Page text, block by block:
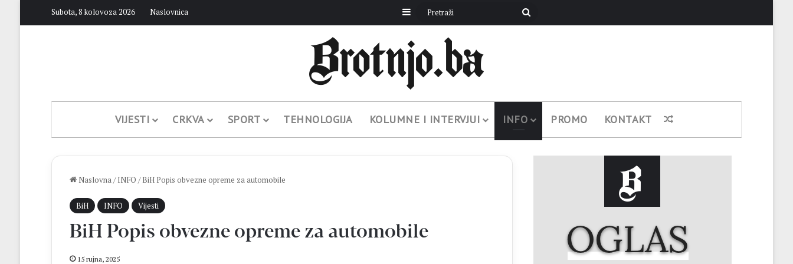
Subota, 8 kolovoza 2026 Naslovnica Sidebar Pretraži
VIJESTI CRKVA SPORT TEHNOLOGIJA KOLUMNE I INTERVJUI INFO PROMO KONTAKT Nasumični članak
Naslovna/ INFO / BiH Popis obvezne opreme za automobile
BiH INFO Vijesti
BiH Popis obvezne opreme za automobile
15 rujna, 2025